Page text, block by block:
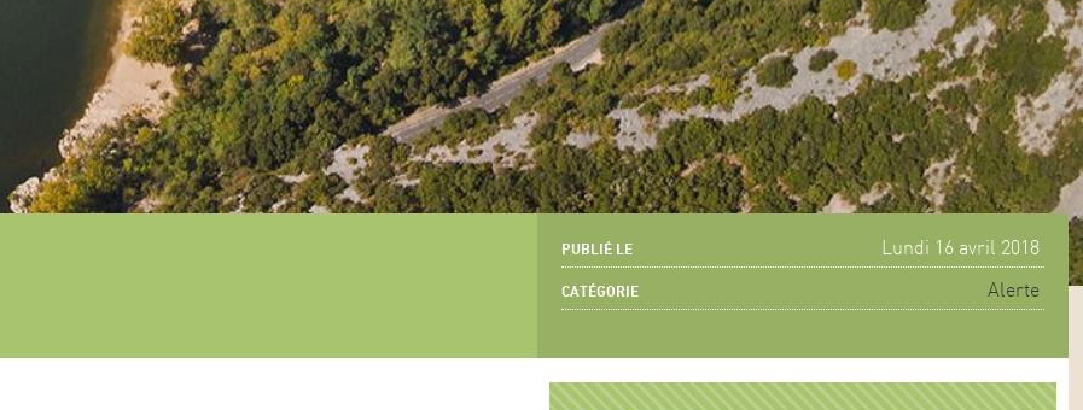
PUBLIÉ LE Lundi 16 avril 2018
CATÉGORIE Alerte